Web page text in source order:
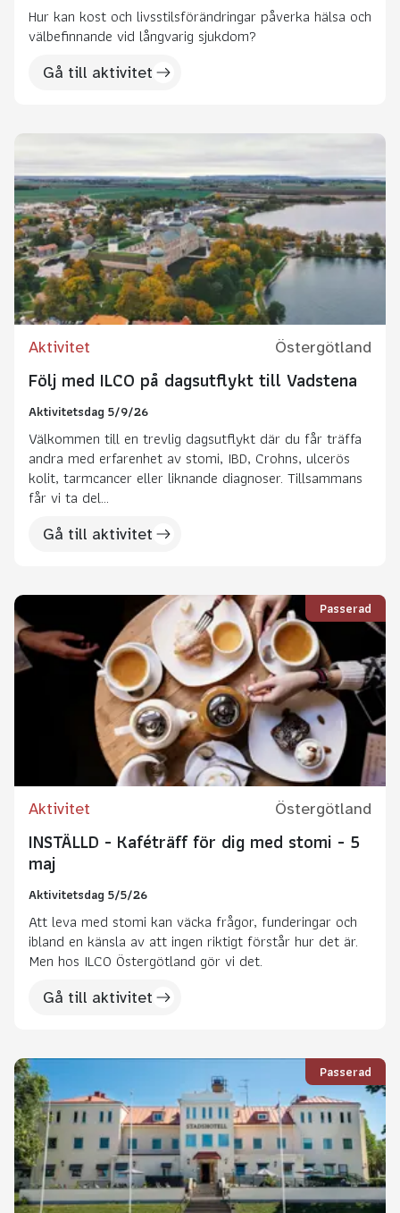
Hur kan kost och livsstilsförändringar påverka hälsa och
välbefinnande vid långvarig sjukdom?
Gå till aktivitet
Aktivitet Östergötland
Följ med ILCO på dagsutflykt till Vadstena
Aktivitetsdag 5/9/26
Välkommen till en trevlig dagsutflykt där du får träffa
andra med erfarenhet av stomi, IBD, Crohns, ulcerös
kolit, tarmcancer eller liknande diagnoser. Tillsammans
får vi ta del...
Gå till aktivitet
Passerad
Aktivitet Östergötland
INSTÄLLD - Kaféträff för dig med stomi - 5
maj
Aktivitetsdag 5/5/26
Att leva med stomi kan väcka frågor, funderingar och
ibland en känsla av att ingen riktigt förstår hur det är.
Men hos ILCO Östergötland gör vi det.
Gå till aktivitet
Passerad